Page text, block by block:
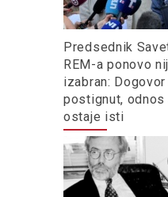
Predsednik
REM-a ponovo
izabran: Dogovor
postignut, odnos
ostaje isti